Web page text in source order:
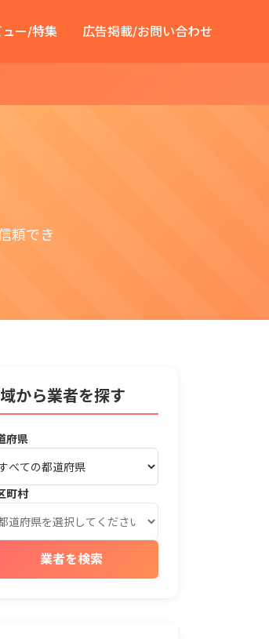
ー/特集 広告掲載/お問い合わせ
頼でき
から業者を探す
府県
町村
業者を検索